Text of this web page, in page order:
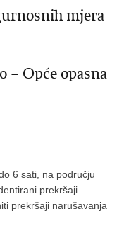
mjera
– Opće opasna
6 sati, na području
prekršaji
prekršaji narušavanja